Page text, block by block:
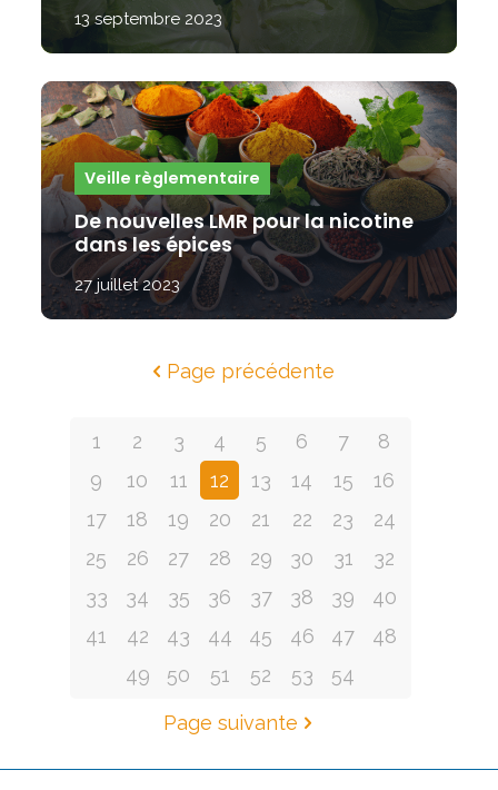
13 septembre 2023
Veille règlementaire
De nouvelles LMR pour la nicotine
dans les épices
27 juillet 2023
Page précédente
1 2 3 4 5 6 7
8
9
10 11 12 13 14 15
16
17
18 19 20 21 22 23
24
25
26 27 28 29 30 31
32
33
34 35 36 37 38 39
40
41
42 43 44 45 46 47
48
49
50 51 52 53 54
Page suivante